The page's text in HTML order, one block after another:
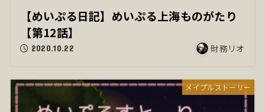
【めいぷる日記】めいぷる上海ものがたり
【第12話】
2020.10.22 財務リオ
メイプルストーリー